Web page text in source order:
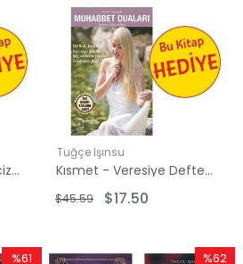
Veresiye Defteri - Mucizeleri Çağırmak Seti - 2 Kitap Takım - Hediye: Muhabbet Duaları
Tuğçe Işınsu
Kısmet - Veresiye Defteri Seti - 2 Kitap Takım - Hediye: Muhabbet Duaları
$17.50
$45.59
%61
%62